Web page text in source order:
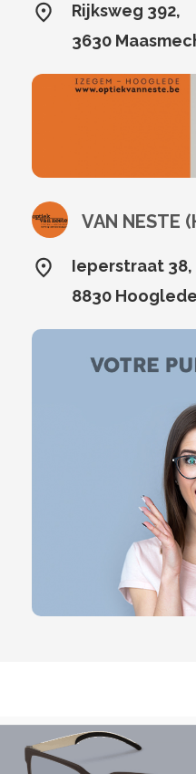
Rijksweg 392,
3630
VAN NESTE
Ieperstraat 38,
8830 Hooglede